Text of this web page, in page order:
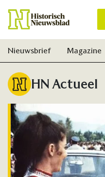
Nieuwsbrief Magazine
HN Actueel